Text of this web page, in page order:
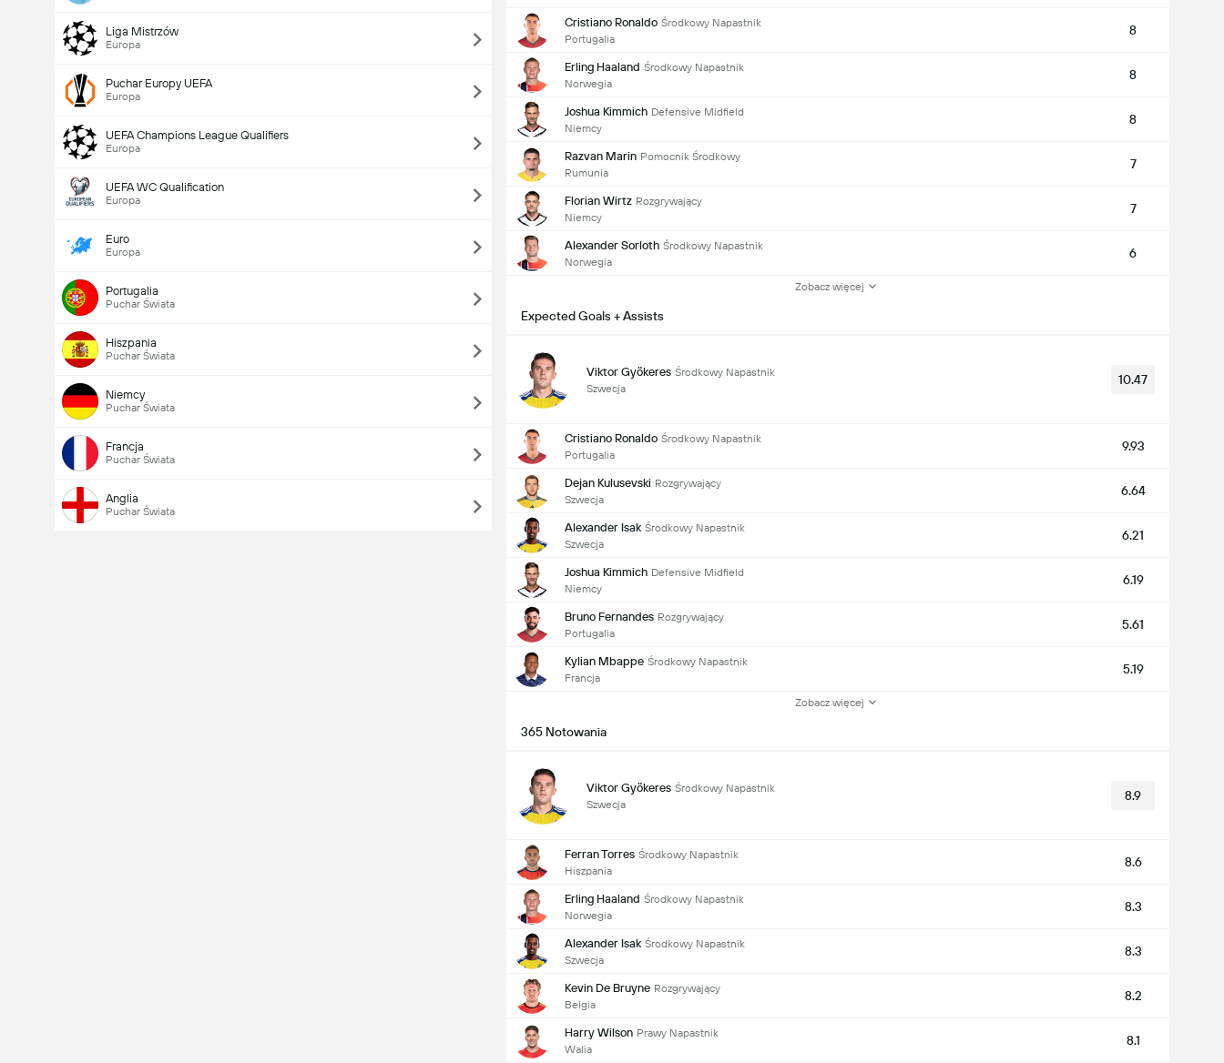
Liga Mistrzów
Europa
Puchar Europy UEFA
Europa
UEFA Champions League Qualifiers
Europa
UEFA WC Qualification
Europa
Euro
Europa
Portugalia
Puchar Świata
Hiszpania
Puchar Świata
Niemcy
Puchar Świata
Francja
Puchar Świata
Anglia
Puchar Świata
Cristiano Ronaldo Środkowy Napastnik
Portugalia
8
Erling Haaland Środkowy Napastnik
Norwegia
8
Joshua Kimmich Defensive Midfield
Niemcy
8
Razvan Marin Pomocnik Środkowy
Rumunia
7
Florian Wirtz Rozgrywający
Niemcy
7
Alexander Sorloth Środkowy Napastnik
Norwegia
6
Zobacz więcej
Expected Goals + Assists
Viktor Gyökeres Środkowy Napastnik
Szwecja
10.47
Cristiano Ronaldo Środkowy Napastnik
Portugalia
9.93
Dejan Kulusevski Rozgrywający
Szwecja
6.64
Alexander Isak Środkowy Napastnik
Szwecja
6.21
Joshua Kimmich Defensive Midfield
Niemcy
6.19
Bruno Fernandes Rozgrywający
Portugalia
5.61
Kylian Mbappe Środkowy Napastnik
Francja
5.19
Zobacz więcej
365 Notowania
Viktor Gyökeres Środkowy Napastnik
Szwecja
8.9
Ferran Torres Środkowy Napastnik
Hiszpania
8.6
Erling Haaland Środkowy Napastnik
Norwegia
8.3
Alexander Isak Środkowy Napastnik
Szwecja
8.3
Kevin De Bruyne Rozgrywający
Belgia
8.2
Harry Wilson Prawy Napastnik
Walia
8.1